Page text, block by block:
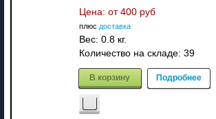
Цена: от 400 руб
плюс доставка
Вес: 0.8 кг.
Количество на складе: 39
В корзину Подробнее